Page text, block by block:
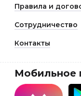
Правила и
Сотрудничество
Контакты
Мобильное